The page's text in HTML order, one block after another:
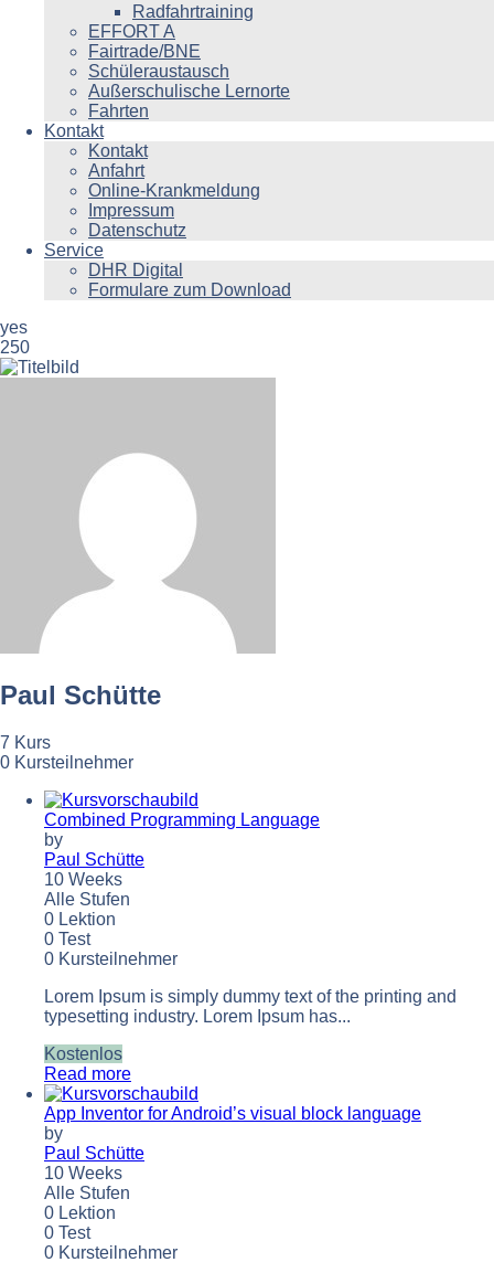
Radfahrtraining
EFFORT A
Fairtrade/BNE
Schüleraustausch
Außerschulische Lernorte
Fahrten
Kontakt
Kontakt
Anfahrt
Online-Krankmeldung
Impressum
Datenschutz
Service
DHR Digital
Formulare zum Download
yes
250
Paul Schütte
7 Kurs
0 Kursteilnehmer
Combined Programming Language
by
Paul Schütte
10 Weeks
Alle Stufen
0 Lektion
0 Test
0 Kursteilnehmer
Lorem Ipsum is simply dummy text of the printing and
typesetting industry. Lorem Ipsum has...
Kostenlos
Read more
App Inventor for Android’s visual block language
by
Paul Schütte
10 Weeks
Alle Stufen
0 Lektion
0 Test
0 Kursteilnehmer